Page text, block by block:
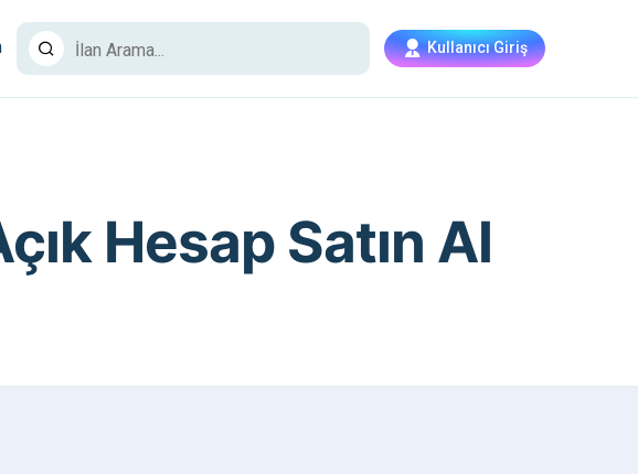
Kullanıcı Giriş
Hesap Satın Al